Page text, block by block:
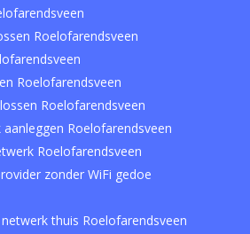
Roelofarendsveen
Roelofarendsveen
Roelofarendsveen
aanleggen Roelofarendsveen
Roelofarendsveen
zonder WiFi gedoe
thuis Roelofarendsveen